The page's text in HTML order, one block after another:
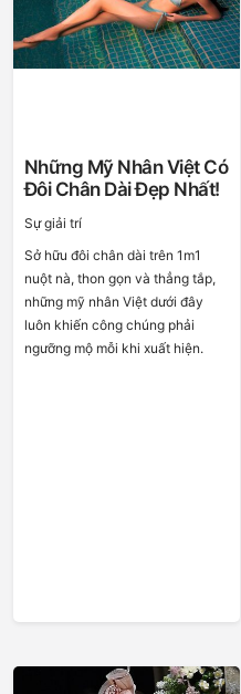
Những Mỹ Nhân Việt Có
Đôi Chân Dài Đẹp Nhất!
Sự giải trí
Sở hữu đôi chân dài trên 1m1
nuột nà, thon gọn và thẳng tắp,
những mỹ nhân Việt dưới đây
luôn khiến công chúng phải
ngưỡng mộ mỗi khi xuất hiện.